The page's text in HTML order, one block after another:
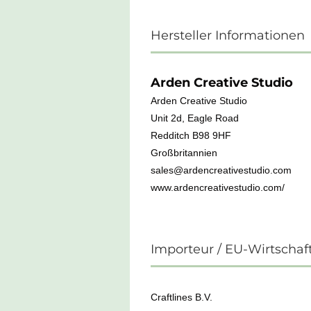
Hersteller Informationen
Arden Creative Studio
Arden Creative Studio
Unit 2d, Eagle Road
Redditch B98 9HF
Großbritannien
sales@ardencreativestudio.com
www.ardencreativestudio.com/
Importeur / EU-
Craftlines B.V.